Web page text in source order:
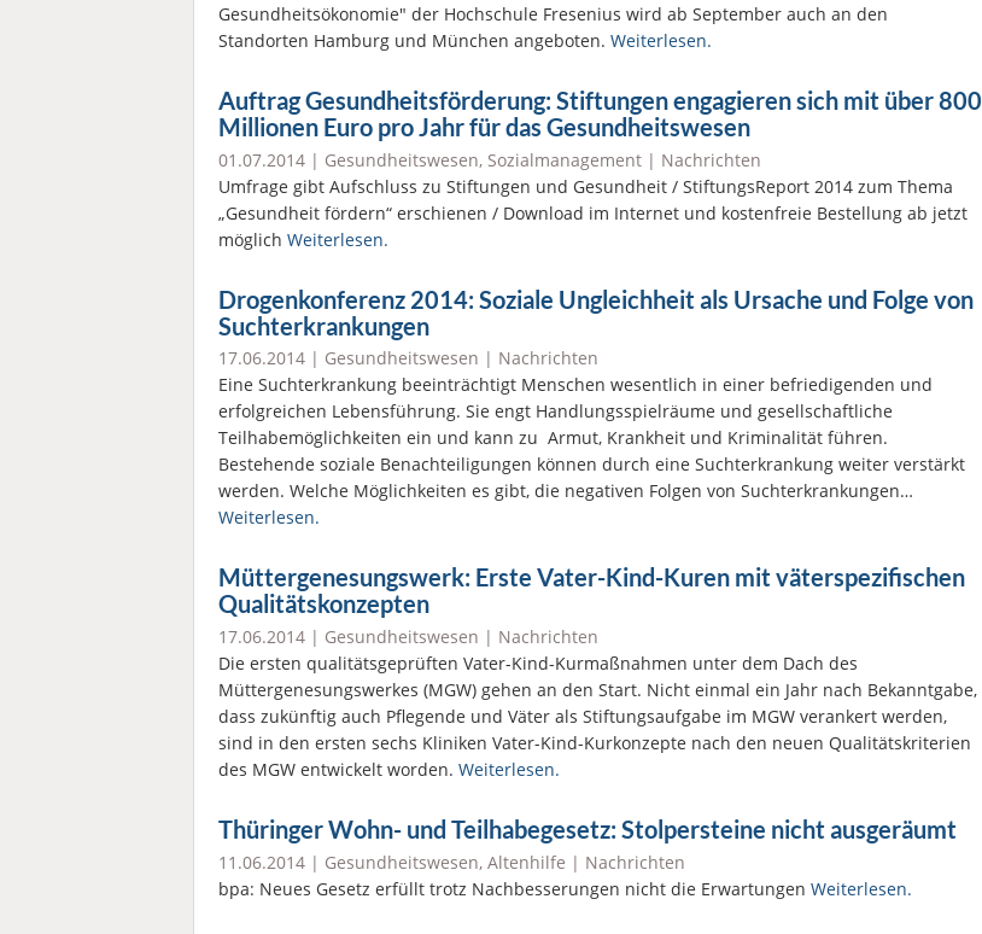
Gesundheitsökonomie" der Hochschule Fresenius wird ab September auch an den
Standorten Hamburg und München angeboten. Weiterlesen.
Auftrag Gesundheitsförderung: Stiftungen engagieren sich mit über 800
Millionen Euro pro Jahr für das Gesundheitswesen
01.07.2014 | Gesundheitswesen, Sozialmanagement | Nachrichten
Umfrage gibt Aufschluss zu Stiftungen und Gesundheit / StiftungsReport 2014 zum Thema
„Gesundheit fördern“ erschienen / Download im Internet und kostenfreie Bestellung ab jetzt
möglich Weiterlesen.
Drogenkonferenz 2014: Soziale Ungleichheit als Ursache und Folge von
Suchterkrankungen
17.06.2014 | Gesundheitswesen | Nachrichten
Eine Suchterkrankung beeinträchtigt Menschen wesentlich in einer befriedigenden und
erfolgreichen Lebensführung. Sie engt Handlungsspielräume und gesellschaftliche
Teilhabemöglichkeiten ein und kann zu Armut, Krankheit und Kriminalität führen.
Bestehende soziale Benachteiligungen können durch eine Suchterkrankung weiter verstärkt
werden. Welche Möglichkeiten es gibt, die negativen Folgen von Suchterkrankungen…
Weiterlesen.
Müttergenesungswerk: Erste Vater-Kind-Kuren mit väterspezifischen
Qualitätskonzepten
17.06.2014 | Gesundheitswesen | Nachrichten
Die ersten qualitätsgeprüften Vater-Kind-Kurmaßnahmen unter dem Dach des
Müttergenesungswerkes (MGW) gehen an den Start. Nicht einmal ein Jahr nach Bekanntgabe,
dass zukünftig auch Pflegende und Väter als Stiftungsaufgabe im MGW verankert werden,
sind in den ersten sechs Kliniken Vater-Kind-Kurkonzepte nach den neuen Qualitätskriterien
des MGW entwickelt worden. Weiterlesen.
Thüringer Wohn- und Teilhabegesetz: Stolpersteine nicht ausgeräumt
11.06.2014 | Gesundheitswesen, Altenhilfe | Nachrichten
bpa: Neues Gesetz erfüllt trotz Nachbesserungen nicht die Erwartungen Weiterlesen.